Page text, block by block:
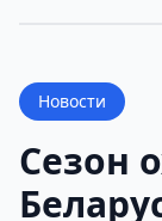
Новости
Сезон